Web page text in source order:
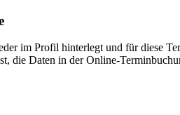
im Profil hinterlegt und für diese
die Daten in der Online-